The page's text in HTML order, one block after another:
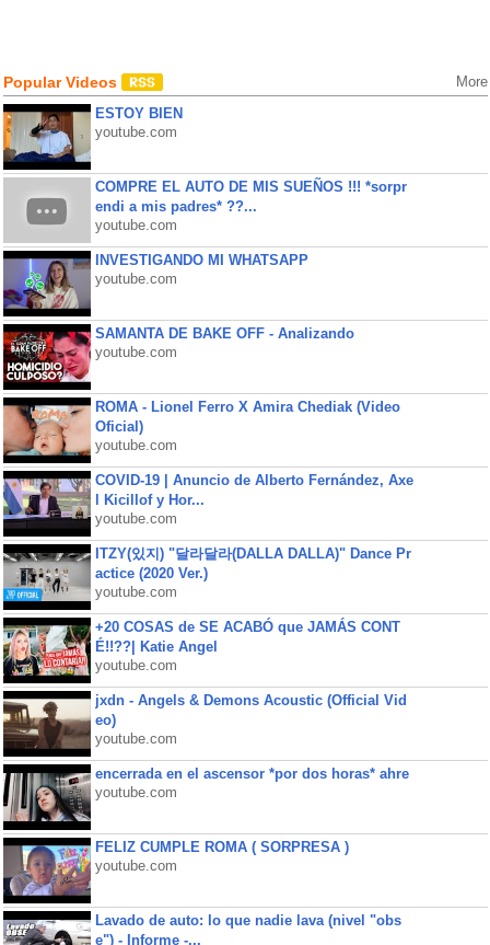
Popular Videos More
ESTOY BIEN
youtube.com
COMPRE EL AUTO DE MIS SUEÑOS !!! *sorpr
endi a mis padres* ??...
youtube.com
INVESTIGANDO MI WHATSAPP
youtube.com
SAMANTA DE BAKE OFF - Analizando
youtube.com
ROMA - Lionel Ferro X Amira Chediak (Video
Oficial)
youtube.com
COVID-19 | Anuncio de Alberto Fernández, Axe
l Kicillof y Hor...
youtube.com
ITZY(있지) "달라달라(DALLA DALLA)" Dance Pr
actice (2020 Ver.)
youtube.com
+20 COSAS de SE ACABÓ que JAMÁS CONT
É!!??| Katie Angel
youtube.com
jxdn - Angels & Demons Acoustic (Official Vid
eo)
youtube.com
encerrada en el ascensor *por dos horas* ahre
youtube.com
FELIZ CUMPLE ROMA ( SORPRESA )
youtube.com
Lavado de auto: lo que nadie lava (nivel "obs
e") - Informe -...